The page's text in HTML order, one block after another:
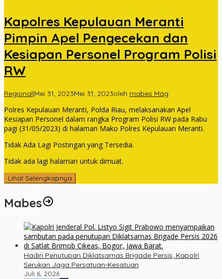
Kapolres Kepulauan Meranti
Pimpin Apel Pengecekan dan
Kesiapan Personel Program Polisi
RW
Regional|Mei 31, 2023Mei 31, 2023oleh mabes Mag
Polres Kepulauan Meranti, Polda Riau, melaksanakan Apel
Kesiapan Personel dalam rangka Program Polisi RW pada Rabu
pagi (31/05/2023) di halaman Mako Polres Kepulauan Meranti.
Tidak Ada Lagi Postingan yang Tersedia.
Tidak ada lagi halaman untuk dimuat.
Lihat Selengkapnya
Mabes
Hadiri Penutupan Diklatsarnas Brigade Persis, Kapolri
Serukan Jaga Persatuan-Kesatuan
Juli 6, 2026